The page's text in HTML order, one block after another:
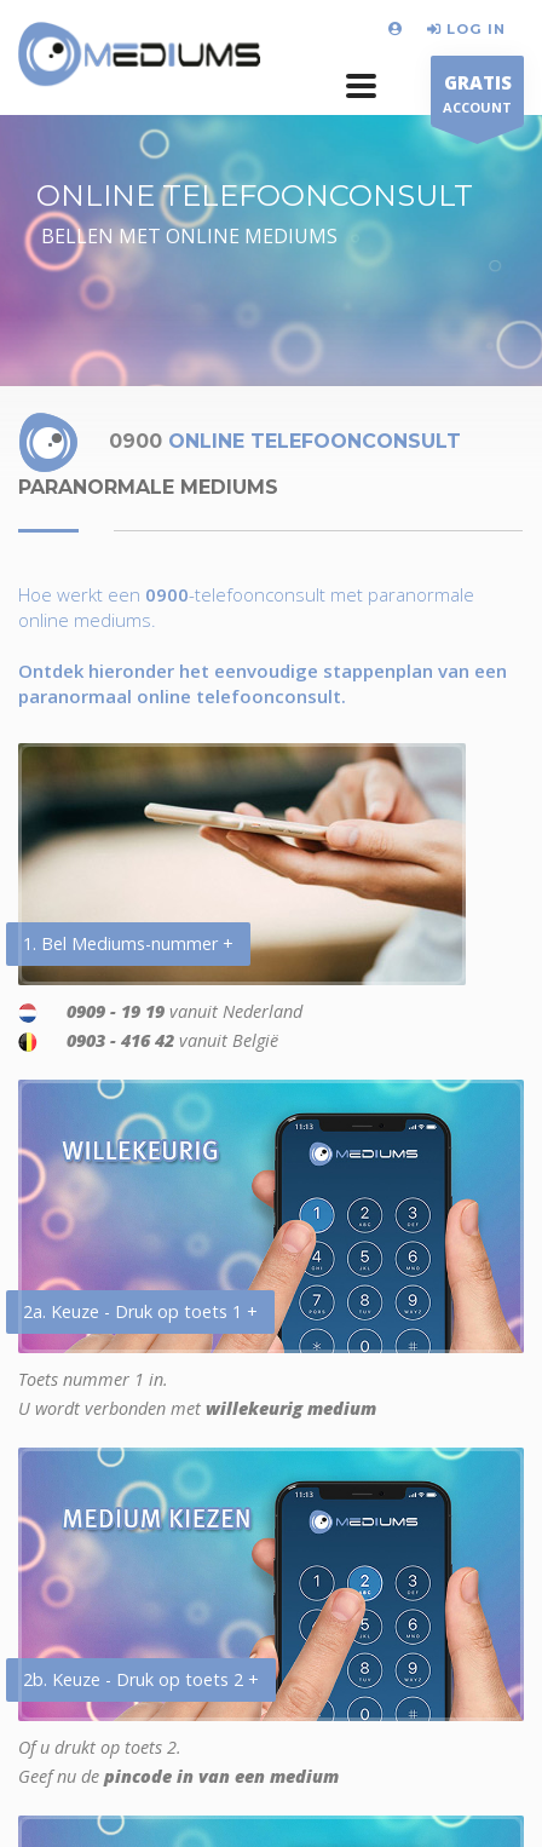
LOG IN
GRATIS
ACCOUNT
ONLINE TELEFOONCONSULT
BELLEN MET ONLINE MEDIUMS
0900 ONLINE TELEFOONCONSULT
PARANORMALE MEDIUMS
Hoe werkt een 0900-telefoonconsult met paranormale
online mediums.
Ontdek hieronder het eenvoudige stappenplan van een
paranormaal online telefoonconsult.
1. Bel Mediums-nummer +
0909 - 19 19 vanuit Nederland
0903 - 416 42 vanuit België
2a. Keuze - Druk op toets 1 +
Toets nummer 1 in.
U wordt verbonden met willekeurig medium
2b. Keuze - Druk op toets 2 +
Of u drukt op toets 2.
Geef nu de pincode in van een medium